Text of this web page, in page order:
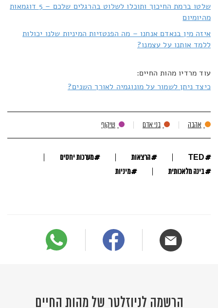
שלטו ברמת החיכוך ותוכלו לשלוט בהרגלים שלכם – 5 דוגמאות
מהיומיום
איזה מין בנאדם אנחנו – מה הפנטזיות המיניות שלנו יכולות
ללמד אותנו על עצמנו?
עוד מרדיו מהות החיים:
כיצד ניתן לשמור על מונוגמיה לאורך השנים?
אהבה בני אדם שיקוף
#
TED
#הרצאות #מערכות יחסים
#בינה מלאכותית #מיניות
הרשמה לניוזלטר של מהות החיים